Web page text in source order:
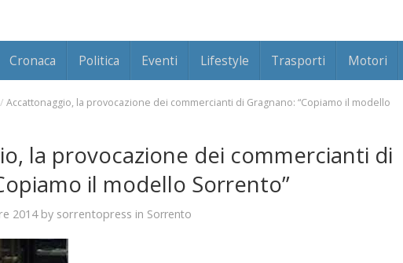
Cronaca Politica Eventi Lifestyle Trasporti Motori
/ Accattonaggio, la provocazione dei commercianti di Gragnano: “Copiamo il modello
la provocazione dei commercianti di
il modello Sorrento”
2014by sorrentopress in Sorrento